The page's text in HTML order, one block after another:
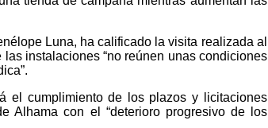
Luna, ha calificado la visita realizada al
instalaciones “no reúnen unas condiciones
el cumplimiento de los plazos y licitaciones
Alhama con el “deterioro progresivo de los